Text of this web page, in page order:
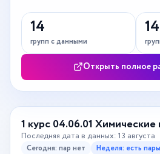
14
групп с данными
14
Открыть полное
1 курс 04.06.01 Химические
Последняя дата в данных: 13 августа
Сегодня: пар нет Неделя: есть